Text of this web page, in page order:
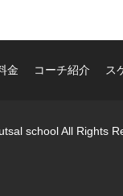
金 コーチ紹介 ス
school All Rights